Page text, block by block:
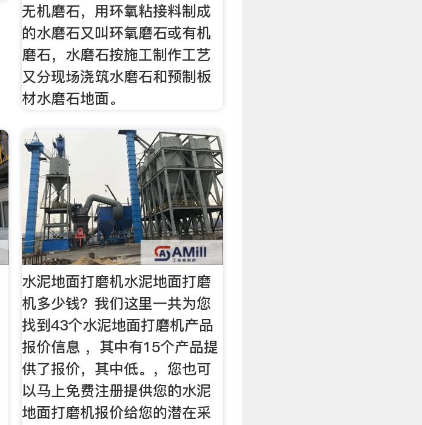
无机磨石，用环氧粘接料制成
的水磨石又叫环氧磨石或有机
磨石，水磨石按施工制作工艺
又分现场浇筑水磨石和预制板
材水磨石地面。
水泥地面打磨机水泥地面打磨
机多少钱？我们这里一共为您
找到43个水泥地面打磨机产品
报价信息 ，其中有15个产品提
供了报价，其中低。，您也可
以马上免费注册提供您的水泥
地面打磨机报价给您的潜在采